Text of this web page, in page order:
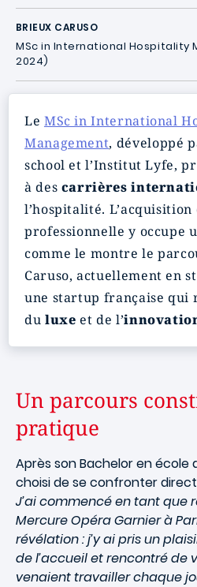
BRIEUX CARUSO
MSc in International
2024)
Le MSc in International
Management, développé
school et l’Institut Lyfe,
à des carrières
l’hospitalité. L’acquisition
professionnelle y occupe
comme le montre le
Caruso, actuellement en
une startup française qui
du luxeet de l’
Un parcours
pratique
Après son Bachelor en école
choisi de se confronter
J’ai commencé en tant que
Mercure Opéra Garnier à
révélation : j’y ai pris un
de l’accueil et rencontré de
venaient travailler chaque